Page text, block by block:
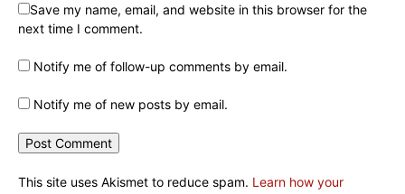
Save my name, email, and website in this browser for the
next time I comment.
Notify me of follow-up comments by email.
Notify me of new posts by email.
This site uses Akismet to reduce spam. Learn how your